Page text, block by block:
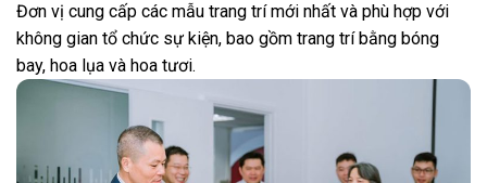
Đơn vị cung cấp các mẫu trang trí mới nhất và phù hợp với
không gian tổ chức sự kiện, bao gồm trang trí bằng bóng
bay, hoa lụa và hoa tươi.